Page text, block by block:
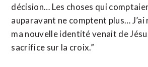
décision… Les choses qui
auparavant ne comptent plus… J’ai
ma nouvelle identité venait de
sacrifice sur la croix.”